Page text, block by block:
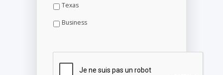
Texas
Business